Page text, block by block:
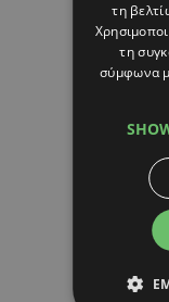
τη
τη
σύμφωνα